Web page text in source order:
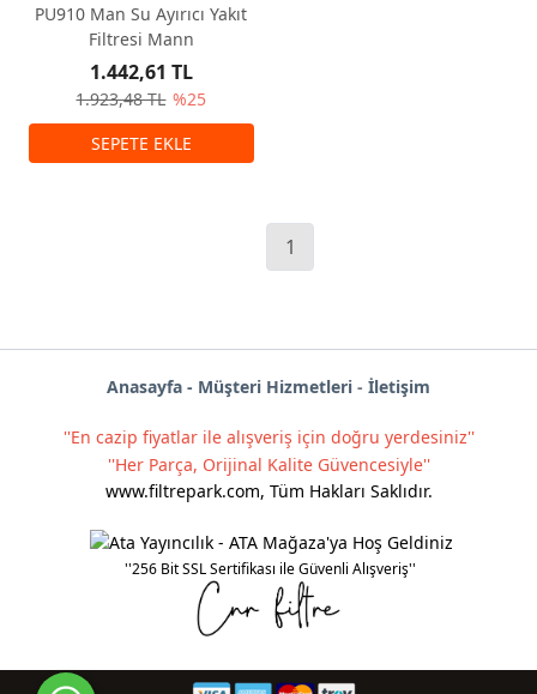
PU910 Man Su Ayırıcı Yakıt
Filtresi Mann
1.923,48 TL %25
1.442,61 TL
1
Anasayfa - Müşteri Hizmetleri - İletişim
''En cazip fiyatlar ile alışveriş için doğru yerdesiniz''
''Her Parça, Orijinal Kalite Güvencesiyle''
www.filtrepark.com, Tüm Hakları Saklıdır.
''256 Bit SSL Sertifikası ile Güvenli Alışveriş''